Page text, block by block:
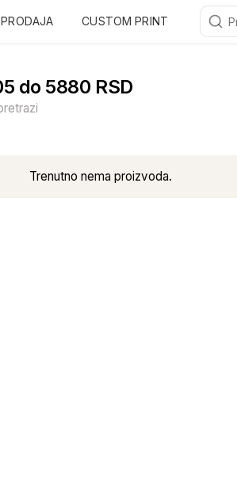
CUSTOM PRINT
do 5880 RSD
Trenutno nema proizvoda.